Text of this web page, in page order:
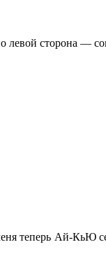
левой сторона —
теперь Ай-КьЮ